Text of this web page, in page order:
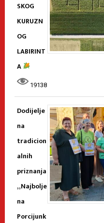
SKOG
KURUZN
OG
LABIRINT
A
19138
Dodijelje
na
tradicion
alnih
priznanja
„Najbolje
na
Porcijunk